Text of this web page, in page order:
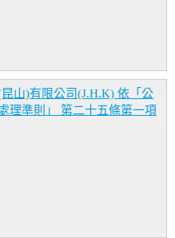
山)有限公司(J.H.K) 依「公
理準則」 第二十五條第一項